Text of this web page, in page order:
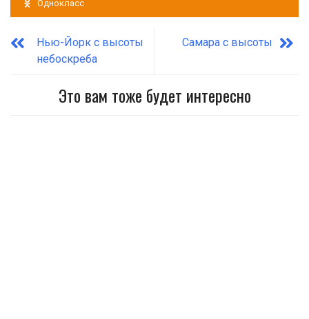
Однокласс
Нью-Йорк с высоты
небоскреба
Самара с высоты
Это вам тоже будет интересно